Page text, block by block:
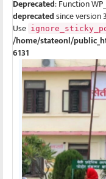
Deprecated: Function
deprecatedsince version
Use
/home/stateonl/
6131